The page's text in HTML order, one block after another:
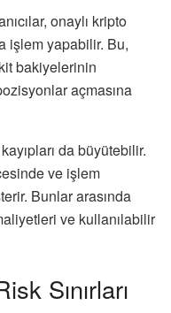
onaylı kripto
işlem yapabilir. Bu,
bakiyelerinin
açmasına
da büyütebilir.
ve işlem
Bunlar arasında
ve kullanılabilir
Sınırları